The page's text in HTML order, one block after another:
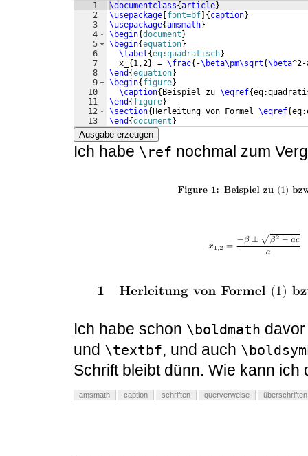
1
2
3
4
5
6
7
8
9
10
11
12
13
\documentclass{article}
\usepackage font=bf { caption}
\usepackage{amsmath}
\begin{document }
\begin{equation}
\label{eq:quadratisch}
  x_
{ 1,2} = \frac{ -\beta\pm\sqrt{\beta^2-
\end {equation}
\begin{ figure}
\caption{ Beispiel zu \eqref{
\end { figure}
\section{ Herleitung von Formel \eqref{
\end {document }
Ausgabe erzeugen
Ich habe \ref nochmal zum
Ich habe schon \boldmath
und \textbf, und auch
Schrift bleibt dünn. Wie kann ich
amsmath caption schriften querverweise überschriften